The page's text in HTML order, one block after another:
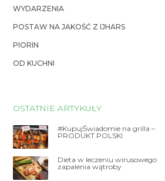
WYDARZENIA
POSTAW NA JAKOŚĆ Z IJHARS
PIORIN
OD KUCHNI
OSTATNIE ARTYKUŁY
#KupujŚwiadomie na grilla –
PRODUKT POLSKI
Dieta w leczeniu wirusowego
zapalenia wątroby